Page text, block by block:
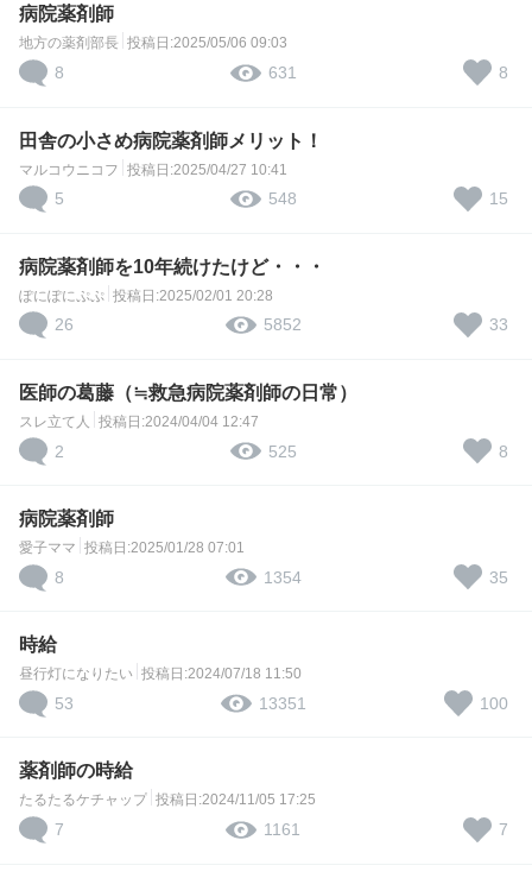
病院薬剤師
地方の薬剤部長 投稿日:2025/05/06 09:03
8 631 8
田舎の小さめ病院薬剤師メリット！
マルコウニコフ 投稿日:2025/04/27 10:41
5 548 15
病院薬剤師を10年続けたけど・・・
ぽにぽにぷぷ 投稿日:2025/02/01 20:28
26 5852 33
医師の葛藤（≒救急病院薬剤師の日常）
スレ立て人 投稿日:2024/04/04 12:47
2 525 8
病院薬剤師
愛子ママ 投稿日:2025/01/28 07:01
8 1354 35
時給
昼行灯になりたい 投稿日:2024/07/18 11:50
53 13351 100
薬剤師の時給
たるたるケチャップ 投稿日:2024/11/05 17:25
7 1161 7